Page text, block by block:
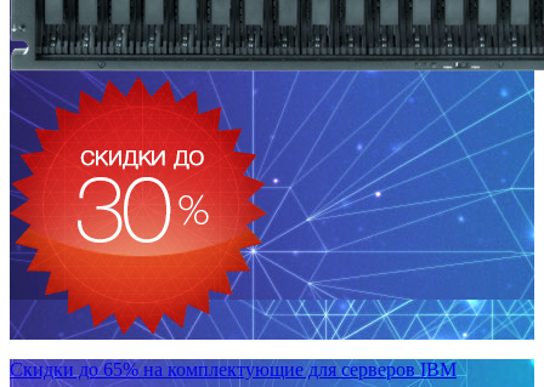
Скидки до 65% на комплектующие для серверов IBM